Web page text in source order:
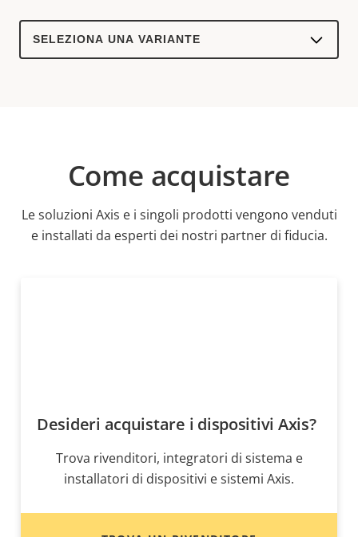
Select
product
Come acquistare
Le soluzioni Axis e i singoli prodotti vengono venduti
e installati da esperti dei nostri partner di fiducia.
Desideri acquistare i dispositivi Axis?
Trova rivenditori, integratori di sistema e
installatori di dispositivi e sistemi Axis.